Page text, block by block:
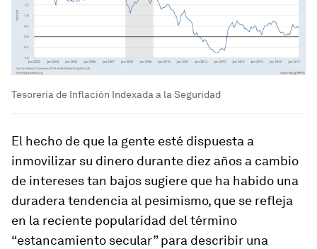
Tesorería de Inflación Indexada a la Seguridad
El hecho de que la gente esté dispuesta a
inmovilizar su dinero durante diez años a cambio
de intereses tan bajos sugiere que ha habido una
duradera tendencia al pesimismo, que se refleja
en la reciente popularidad del término
“estancamiento secular” para describir una